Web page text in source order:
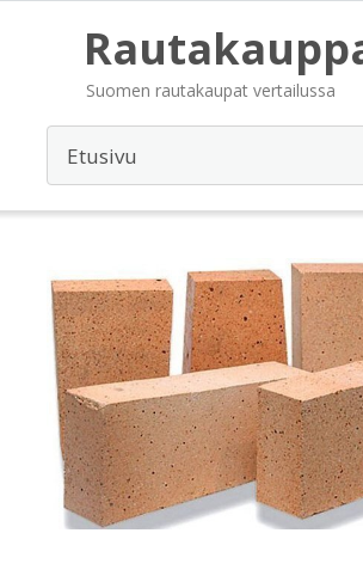
Suomen rautakaupat vertailussa